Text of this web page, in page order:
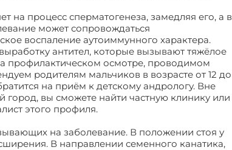
на процесс сперматогенеза, замедляя его, а в
может сопровождаться
воспаление аутоиммунного характера.
антител, которые вызывают тяжёлое
профилактическом осмотре, проводимом
родителям мальчиков в возрасте от 12 до
на приём к детскому андрологу. Вне
вы сможете найти частную клинику или
этого профиля.
на заболевание. В положении стоя у
В направлении семенного канатика,